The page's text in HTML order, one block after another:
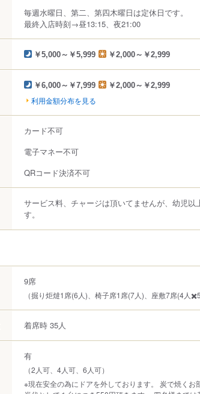
毎週水曜日、第二、第四木曜日は定休日です。
最終入店時刻→昼13:15、夜21:00
￥5,000～￥5,999 ￥2,000～￥2,999
￥6,000～￥7,999 ￥2,000～￥2,999
利用金額分布を見る
カード不可
電子マネー不可
QRコード決済不可
サービス料、チャージは頂いてませんが、幼児以
す。
9席
（掘り炬燵1席(6人)、椅子席1席(7人)、座敷7席(4人
着席時 35人
有
（2人可、4人可、6人可）
※現在安全の為にドアを外しております。 炭で焼くお